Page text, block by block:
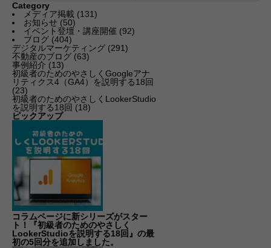
Category
メディア掲載 (131)
お知らせ (50)
イベント登壇・講座開催 (92)
ブログ (404)
デジタルマーケティング (291)
不動産のブログ (63)
事例紹介 (13)
初級者のためのやさしくGoogleアナ
リティクス4（GA4）を説明する18回
(23)
初級者のためのやさしくLookerStudio
を説明する18回 (18)
ピックアップ
コラムページに新シリーズがスター
ト！『初級者のためのやさしく
LookerStudioを説明する18回』の最
初の5回分を追加しました。